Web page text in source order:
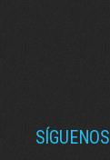
SÍGUENOS